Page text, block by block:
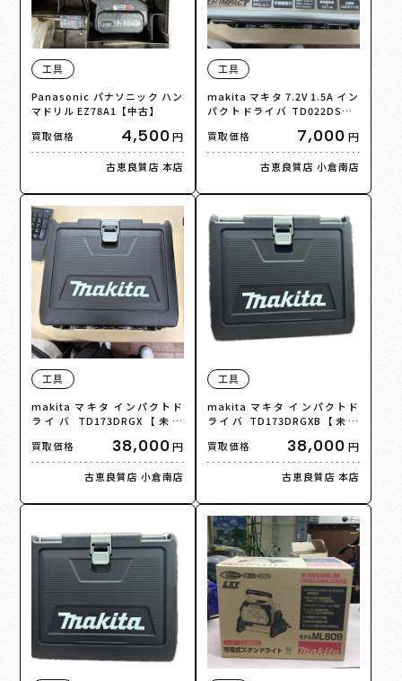
工具
Panasonic パナソニック ハン
マドリル EZ78A1【中古】
買取価格
4,500円
古恵良質店 本店
工具
makita マキタ 7.2V 1.5A イン
パクトドライバ TD022DSHO
買取価格
7,000 円
古恵良質店 小倉南店
工具
makita マキタ インパクトド
ライバ TD173DRGX【未使
買取価格
38,000円
古恵良質店 小倉南店
工具
makita マキタ インパクトド
ライバ TD173DRGXB【未使
買取価格
38,000 円
古恵良質店 本店